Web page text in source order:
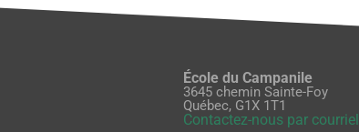
École du Campanile
3645 chemin Sainte-Foy
Québec, G1X 1T1
Contactez-nous par courriel